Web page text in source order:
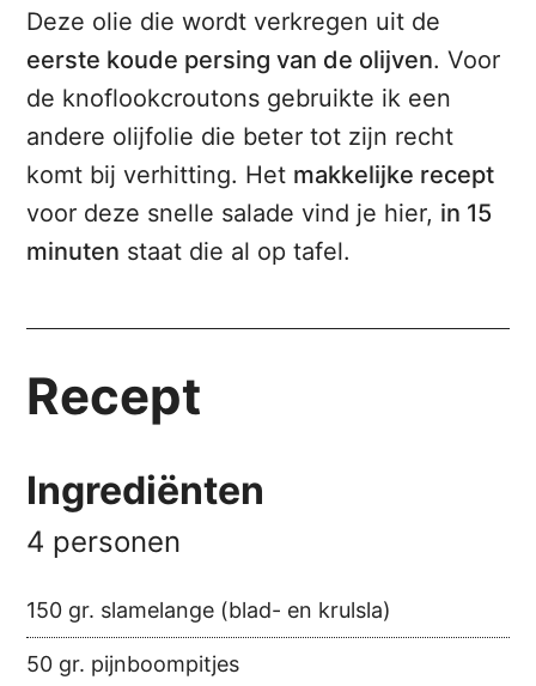
Deze olie die wordt verkregen uit de
eerste koude persing van de olijven. Voor
de knoflookcroutons gebruikte ik een
andere olijfolie die beter tot zijn recht
komt bij verhitting. Het makkelijke recept
voor deze snelle salade vind je hier, in 15
minuten staat die al op tafel.
Recept
Ingrediënten
4 personen
150 gr. slamelange (blad- en krulsla)
50 gr. pijnboompitjes